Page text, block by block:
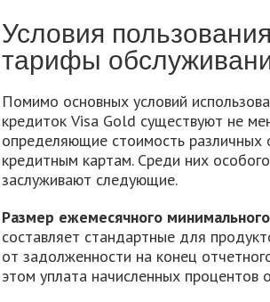
Условия
тарифы
Помимо основных условий
кредиток Visa Gold существуют не
определяющие стоимость различных
кредитным картам. Среди них
заслуживают следующие.
Размер ежемесячного
составляет стандартные для
от задолженности на конец
этом уплата начисленных процентов